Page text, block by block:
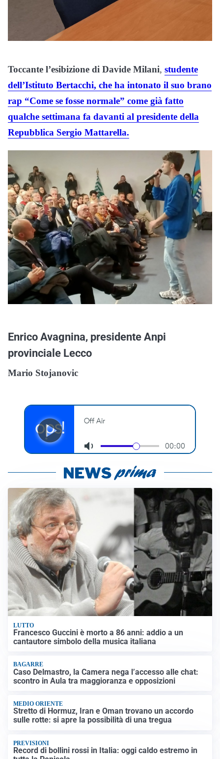
Toccante l’esibizione di Davide Milani, studente
dell’Istituto Bertacchi, che ha intonato il suo brano
rap “Come se fosse normale” come già fatto
qualche settimana fa davanti al presidente della
Repubblica Sergio Mattarella.
Enrico Avagnina, presidente Anpi
provinciale Lecco
Mario Stojanovic
LUTTO
Francesco Guccini è morto a 86 anni: addio a un
cantautore simbolo della musica italiana
BAGARRE
Caso Delmastro, la Camera nega l’accesso alle chat:
scontro in Aula tra maggioranza e opposizioni
MEDIO ORIENTE
Stretto di Hormuz, Iran e Oman trovano un accordo
sulle rotte: si apre la possibilità di una tregua
PREVISIONI
Record di bollini rossi in Italia: oggi caldo estremo in